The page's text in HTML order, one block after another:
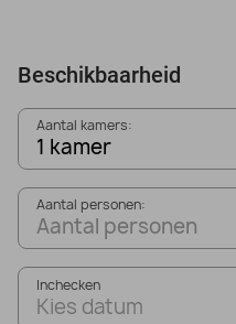
Beschikbaarheid
Aantal kamers:
1 kamer
Aantal personen:
Aantal personen
Inchecken
Kies datum